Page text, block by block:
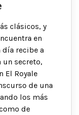
clásicos, y
en
día recibe a
un secreto,
El Royale
de una
los más
de